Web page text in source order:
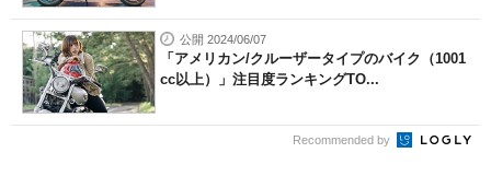
公開 2024/06/07
「アメリカン/クルーザータイプのバイク（1001
cc以上）」注目度ランキングTO...
Recommended by